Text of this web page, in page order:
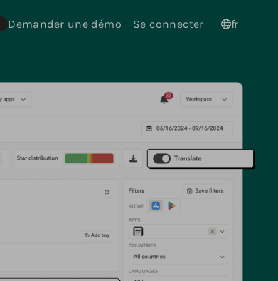
Demander une démo Se connecter Langues
fr